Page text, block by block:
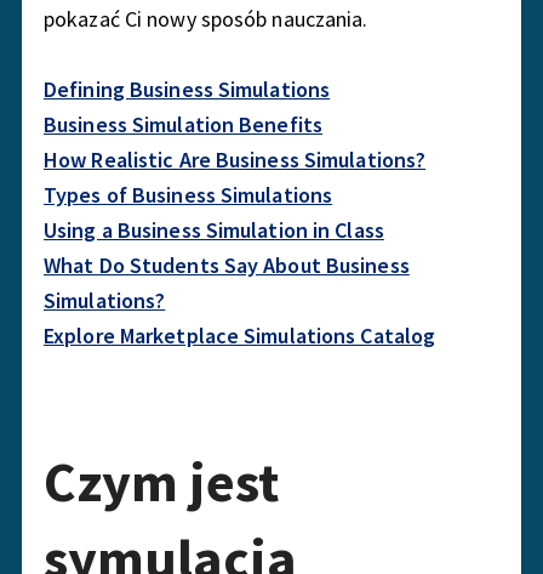
pokazać Ci nowy sposób nauczania.
Defining Business Simulations
Business Simulation Benefits
How Realistic Are Business Simulations?
Types of Business Simulations
Using a Business Simulation in Class
What Do Students Say About Business
Simulations?
Explore Marketplace Simulations Catalog
Czym jest
symulacja